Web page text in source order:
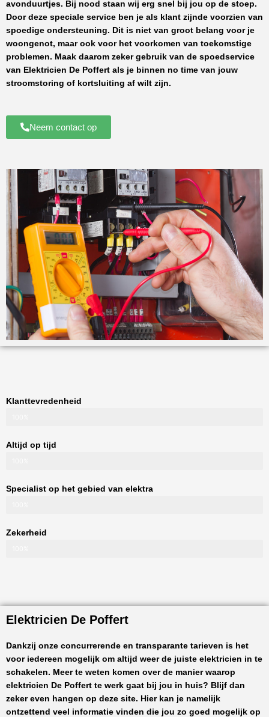
avonduurtjes. Bij nood staan wij erg snel bij jou op de stoep.
Door deze speciale service ben je als klant zijnde voorzien van
spoedige ondersteuning. Dit is niet van groot belang voor je
woongenot, maar ook voor het voorkomen van toekomstige
problemen. Maak daarom zeker gebruik van de spoedservice
van Elektricien De Poffert als je binnen no time van jouw
stroomstoring of kortsluiting af wilt zijn.
Neem contact op
Klanttevredenheid
Altijd op tijd
Specialist op het gebied van elektra
Zekerheid
Elektricien De Poffert
Dankzij onze concurrerende en transparante tarieven is het
voor iedereen mogelijk om altijd weer de juiste elektricien in te
schakelen. Meer te weten komen over de manier waarop
elektricien De Poffert te werk gaat bij jou in huis? Blijf dan
zeker even hangen op deze site. Hier kan je namelijk
ontzettend veel informatie vinden die jou zo goed mogelijk op